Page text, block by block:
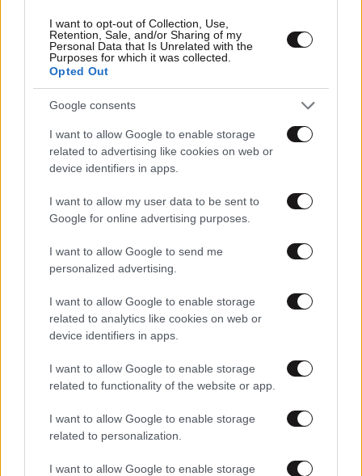
I want to opt-out of Collection, Use,
Retention, Sale, and/or Sharing of my
Personal Data that Is Unrelated with the
Purposes for which it was collected.
Opted Out
Google consents
I want to allow Google to enable storage
related to advertising like cookies on web or
device identifiers in apps.
I want to allow my user data to be sent to
Google for online advertising purposes.
I want to allow Google to send me
personalized advertising.
I want to allow Google to enable storage
related to analytics like cookies on web or
device identifiers in apps.
I want to allow Google to enable storage
related to functionality of the website or app.
I want to allow Google to enable storage
related to personalization.
I want to allow Google to enable storage
20·10·2020 16:48
Ιωνικός Νικαίας
Basket League: Ο Χαρίλαος Τρικούπης πήρε
πιστοποιητικό από την ΕΕΑ και συμμετέχει στο